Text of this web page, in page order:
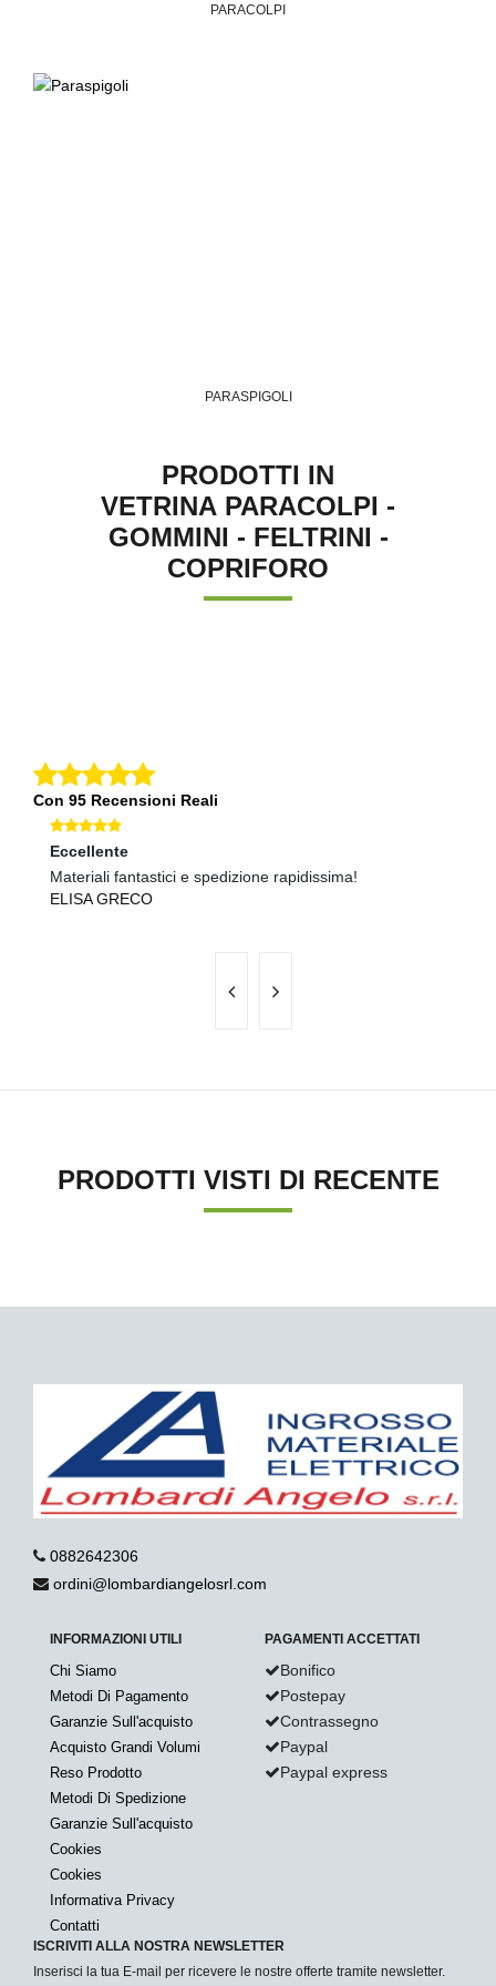
PARACOLPI
PARASPIGOLI
PRODOTTI IN
VETRINA PARACOLPI -
GOMMINI - FELTRINI -
COPRIFORO
Con 95 Recensioni Reali
Eccellente
Materiali fantastici e spedizione rapidissima!
ELISA GRECO
PRODOTTI VISTI DI RECENTE
0882642306
ordini@lombardiangelosrl.com
INFORMAZIONI UTILI
Chi Siamo
Metodi Di Pagamento
Garanzie Sull'acquisto
Acquisto Grandi Volumi
Reso Prodotto
Metodi Di Spedizione
Garanzie Sull'acquisto
Cookies
Cookies
Informativa Privacy
Contatti
PAGAMENTI ACCETTATI
Bonifico
Postepay
Contrassegno
Paypal
Paypal express
ISCRIVITI ALLA NOSTRA NEWSLETTER
Inserisci la tua E-mail per ricevere le nostre offerte tramite newsletter.